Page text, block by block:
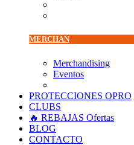
MERCHAN
Merchandising
Eventos
PROTECCIONES OPRO
CLUBS
🔥 REBAJAS Ofertas
BLOG
CONTACTO